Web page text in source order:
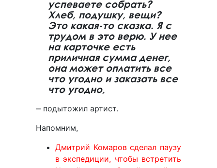
успеваете собрать?
Хлеб, подушку, вещи?
Это какая-то сказка. Я с
трудом в это верю. У нее
на карточке есть
приличная сумма денег,
она может оплатить все
что угодно и заказать все
что угодно,
‒ подытожил артист.
Напомним,
Дмитрий Комаров сделал паузу
в экспедиции, чтобы встретить